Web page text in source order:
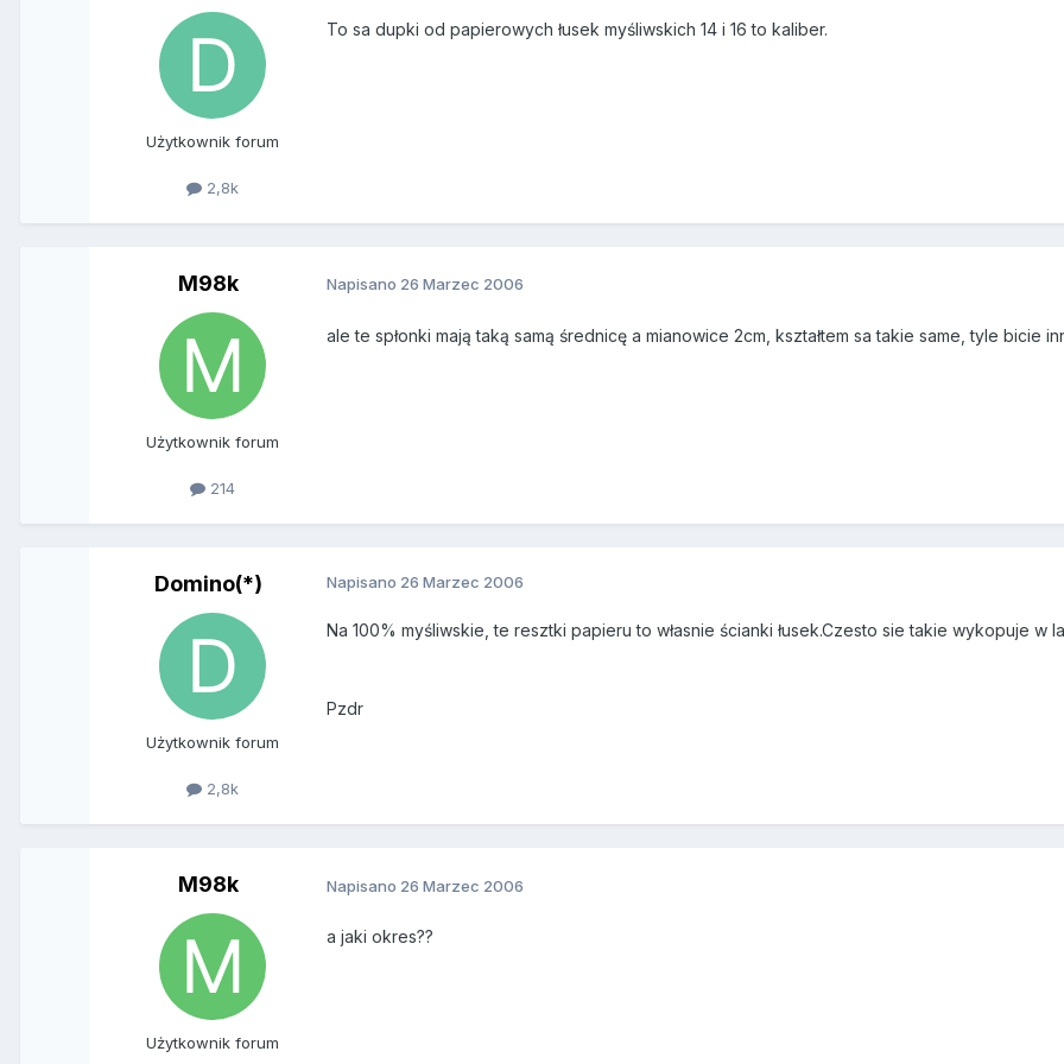
Użytkownik forum
2,8k
To sa dupki od papierowych łusek myśliwskich 14 i 16 to kaliber.
M98k
Użytkownik forum
214
Napisano 26 Marzec 2006
ale te spłonki mają taką samą średnicę a mianowice 2cm, kształtem sa takie same, tyle bicie
Domino(*)
Użytkownik forum
2,8k
Napisano 26 Marzec 2006
Na 100% myśliwskie, te resztki papieru to własnie ścianki łusek.Czesto sie takie wykopuje w
Pzdr
M98k
Użytkownik forum
Napisano 26 Marzec 2006
a jaki okres??